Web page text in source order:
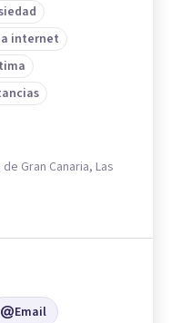
internet
Gran Canaria, Las
Email